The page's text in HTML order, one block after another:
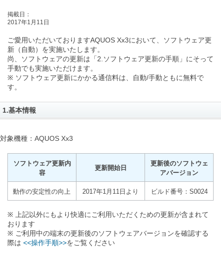
掲載日：
2017年1月11日
ご愛用いただいておりますAQUOS Xx3において、ソフトウェア更
新（自動）を実施いたします。
尚、ソフトウェアの更新は 「2.ソフトウェア更新の手順」 にそって
手動でも実施いただけます。
※ ソフトウェア更新にかかる通信料は、自動/手動ともに無料で
す。
1.基本情報
対象機種：AQUOS Xx3
ソフトウェア更新内
容
更新開始日
更新後のソフトウェ
アバージョン
動作の安定性の向上 2017年1月11日より ビルド番号：S0024
※ 上記以外にもより快適にご利用いただくための更新が含まれて
おります
※ ご利用中の端末の更新後のソフトウェアバージョンを確認する
際は <<操作手順>>をご覧ください